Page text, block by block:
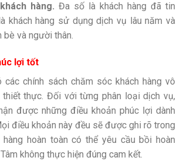
hàng. Đa số là khách hàng đã tin
khách hàng sử dụng dịch vụ lâu năm và
bè và người thân.
lợi tốt
chính sách chăm sóc khách hàng vô
thiết thực. Đối với từng phân loại dịch vụ,
được những điều khoản phúc lợi dành
điều khoản này đều sẽ được ghi rõ trong
hàng hoàn toàn có thể yêu cầu bồi hoàn
không thực hiện đúng cam kết.